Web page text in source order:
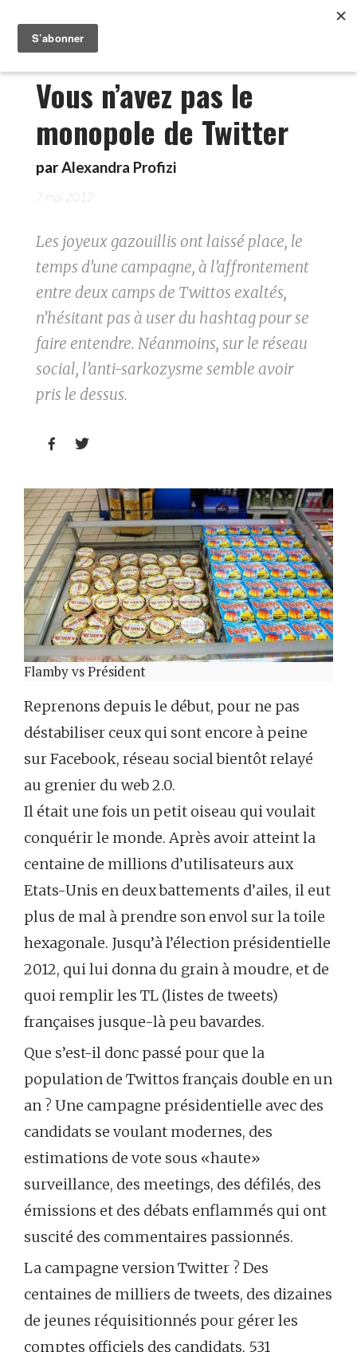
Vous n’avez pas le
monopole de Twitter
parAlexandra Profizi
7 mai 2012
Les joyeux gazouillis ont laissé place, le
temps d’une campagne, à l’affrontement
entre deux camps de Twittos exaltés,
n’hésitant pas à user du hashtag pour se
faire entendre. Néanmoins, sur le réseau
social, l’anti-sarkozysme semble avoir
pris le dessus.
 
Flamby vs Président
Reprenons depuis le début, pour ne pas
déstabiliser ceux qui sont encore à peine
sur Facebook, réseau social bientôt relayé
au grenier du web 2.0.
Il était une fois un petit oiseau qui voulait
conquérir le monde. Après avoir atteint la
centaine de millions d’utilisateurs aux
Etats-Unis en deux battements d’ailes, il eut
plus de mal à prendre son envol sur la toile
hexagonale. Jusqu’à l’élection présidentielle
2012, qui lui donna du grain à moudre, et de
quoi remplir les TL (listes de tweets)
françaises jusque-là peu bavardes.
Que s’est-il donc passé pour que la
population de Twittos français double en un
an ? Une campagne présidentielle avec des
candidats se voulant modernes, des
estimations de vote sous «haute»
surveillance, des meetings, des défilés, des
émissions et des débats enflammés qui ont
suscité des commentaires passionnés.
La campagne version Twitter ? Des
centaines de milliers de tweets, des dizaines
de jeunes réquisitionnés pour gérer les
comptes officiels des candidats, 531